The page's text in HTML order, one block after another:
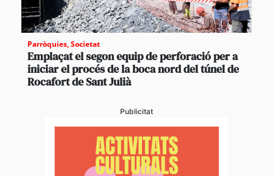
Parròquies,Societat
Emplaçat el segon equip de perforació per a
iniciar el procés de la boca nord del túnel de
Rocafort de Sant Julià
Publicitat